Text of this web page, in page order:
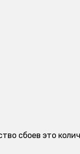
сбоев это